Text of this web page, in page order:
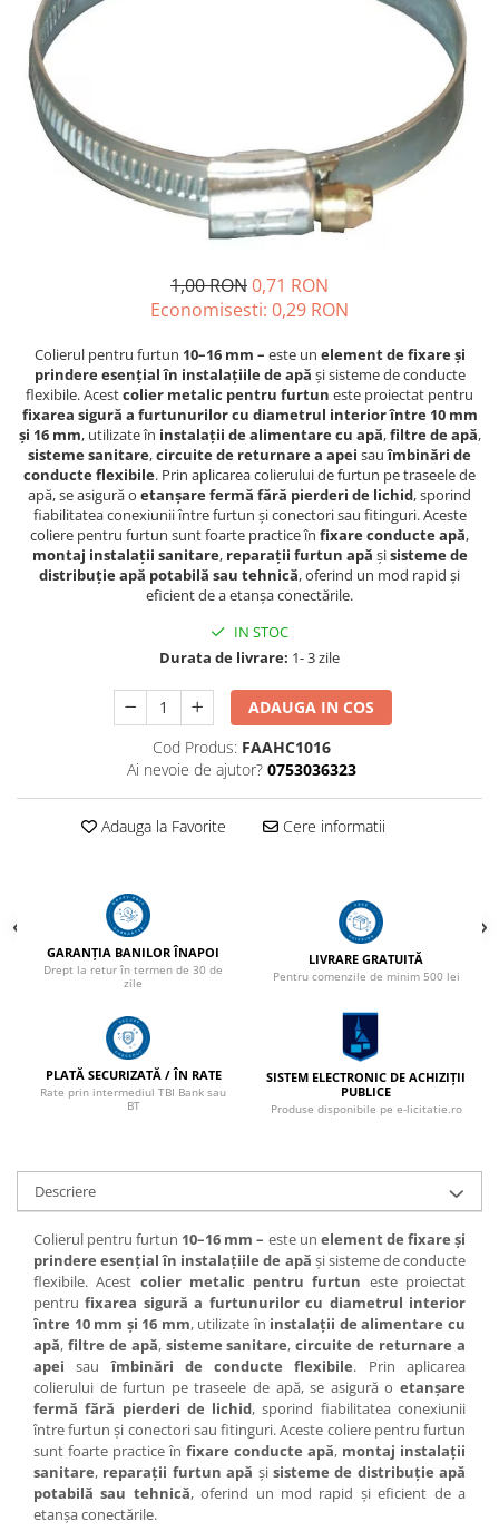
Veterinare
Tamburi fir
Testere
Sisteme fotovoltaice
Ventilatie
Tractare / Carlige auto
1,00 RON0,71 RON
Economisesti: 0,29 RON
Colierul pentru furtun 10–16 mm – este un element de fixare și
prindere esențial în instalațiile de apă și sisteme de conducte
flexibile. Acestcolier metalic pentru furtun este proiectat pentru
fixarea sigură a furtunurilor cu diametrul interior între 10 mm
și 16 mm, utilizate în instalații de alimentare cu apă,filtre de apă,
sisteme sanitare,circuite de returnare a apei sauîmbinări de
conducte flexibile. Prin aplicarea colierului de furtun pe traseele de
apă, se asigură o etanșare fermă fără pierderi de lichid, sporind
fiabilitatea conexiunii între furtun și conectori sau fitinguri. Aceste
coliere pentru furtun sunt foarte practice în fixare conducte apă,
montaj instalații sanitare, reparații furtun apă șisisteme de
distribuție apă potabilă sau tehnică, oferind un mod rapid și
eficient de a etanșa conectările.
IN STOC
Durata de livrare: 1- 3 zile
ADAUGA IN COS
Cod Produs: FAAHC1016
Ai nevoie de ajutor? 0753036323
Adauga la Favorite Cere informatii
GARANȚIA BANILOR ÎNAPOI
Drept la retur în termen de 30 de
zile
LIVRARE GRATUITĂ
Pentru comenzile de minim 500 lei
PLATĂ SECURIZATĂ / ÎN RATE
Rate prin intermediul TBI Bank sau
BT
SISTEM ELECTRONIC DE ACHIZIȚII
PUBLICE
Produse disponibile pe e-licitatie.ro
Descriere
Colierul pentru furtun 10–16 mm – este un element de fixare și
prindere esențial în instalațiile de apă și sisteme de conducte
flexibile. Acest colier metalic pentru furtun este proiectat
pentrufixarea sigură a furtunurilor cu diametrul interior
între 10 mm și 16 mm, utilizate în instalații de alimentare cu
apă, filtre de apă, sisteme sanitare,circuite de returnare a
apei sauîmbinări de conducte flexibile. Prin aplicarea
colierului de furtun pe traseele de apă, se asigură o etanșare
fermă fără pierderi de lichid, sporind fiabilitatea conexiunii
între furtun și conectori sau fitinguri. Aceste coliere pentru furtun
sunt foarte practice în fixare conducte apă, montaj instalații
sanitare, reparații furtun apă și sisteme de distribuție apă
potabilă sau tehnică, oferind un mod rapid și eficient de a
etanșa conectările.